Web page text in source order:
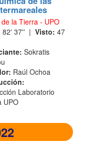
la Tierra - UPO
82' 37'' | Visto: 47
Sokratis
Raúl Ochoa
Laboratorio
UPO